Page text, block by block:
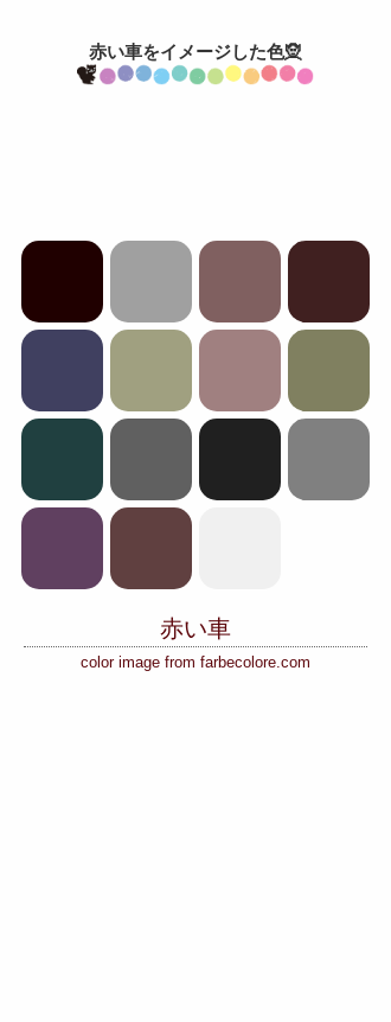
赤い車をイメージした色🧝
赤い車
color image from farbecolore.com